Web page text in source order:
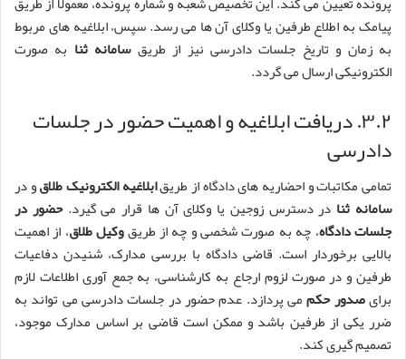
پیامک به اطلاع طرفین یا وکلای آن ها می رسد. سپس، ابلاغیه های مربوط
به زمان و تاریخ جلسات دادرسی نیز از طریقسامانه ثنا به صورت
الکترونیکی ارسال می گردد.
۳.۲. دریافت ابلاغیه و اهمیت حضور در جلسات
دادرسی
تمامی مکاتبات و احضاریه های دادگاه از طریقابلاغیه الکترونیک طلاقو در
سامانه ثنا در دسترس زوجین یا وکلای آن ها قرار می گیرد.حضور در
جلسات دادگاه، چه به صورت شخصی و چه از طریقوکیل طلاق، از اهمیت
بالایی برخوردار است. قاضی دادگاه با بررسی مدارک، شنیدن دفاعیات
طرفین و در صورت لزوم ارجاع به کارشناسی، به جمع آوری اطلاعات لازم
برایصدور حکممی پردازد. عدم حضور در جلسات دادرسی می تواند به
ضرر یکی از طرفین باشد و ممکن است قاضی بر اساس مدارک موجود،
تصمیم گیری کند.